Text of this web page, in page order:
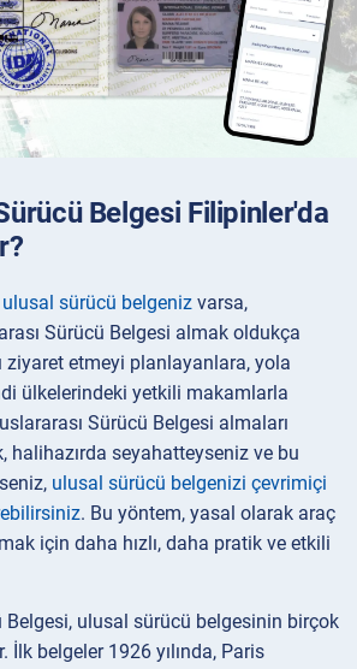
Belgesi Filipinler'da
ulusal sürücü belgeniz varsa,
Sürücü Belgesi almak oldukça
ziyaret etmeyi planlayanlara, yola
ülkelerindeki yetkili makamlarla
Sürücü Belgesi almaları
halihazırda seyahatteyseniz ve bu
ulusal sürücü belgenizi çevrimiçi
. Bu yöntem, yasal olarak araç
için daha hızlı, daha pratik ve etkili
Belgesi, ulusal sürücü belgesinin birçok
belgeler 1926 yılında, Paris